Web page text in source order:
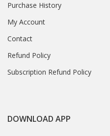
Purchase History
My Account
Contact
Refund Policy
Subscription Refund Policy
DOWNLOAD APP